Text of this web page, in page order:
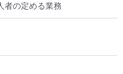
者の定める業務